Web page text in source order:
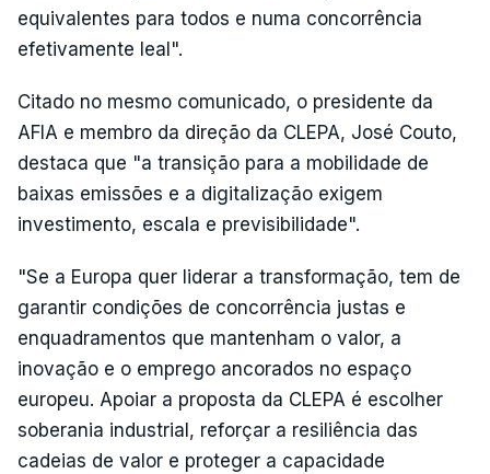
equivalentes para todos e numa concorrência
efetivamente leal".
Citado no mesmo comunicado, o presidente da
AFIA e membro da direção da CLEPA, José Couto,
destaca que "a transição para a mobilidade de
baixas emissões e a digitalização exigem
investimento, escala e previsibilidade".
"Se a Europa quer liderar a transformação, tem de
garantir condições de concorrência justas e
enquadramentos que mantenham o valor, a
inovação e o emprego ancorados no espaço
europeu. Apoiar a proposta da CLEPA é escolher
soberania industrial, reforçar a resiliência das
cadeias de valor e proteger a capacidade